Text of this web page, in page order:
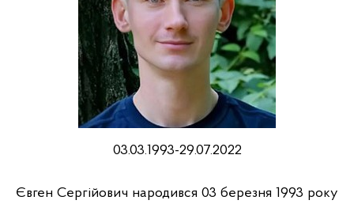
03.03.1993-29.07.2022
Євген Сергійович народився 03 березня 1993 року